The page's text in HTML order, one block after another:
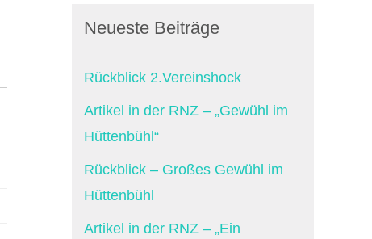
Neueste Beiträge
Rückblick 2.Vereinshock
Artikel in der RNZ – „Gewühl im
Hüttenbühl“
Rückblick – Großes Gewühl im
Hüttenbühl
Artikel in der RNZ – „Ein